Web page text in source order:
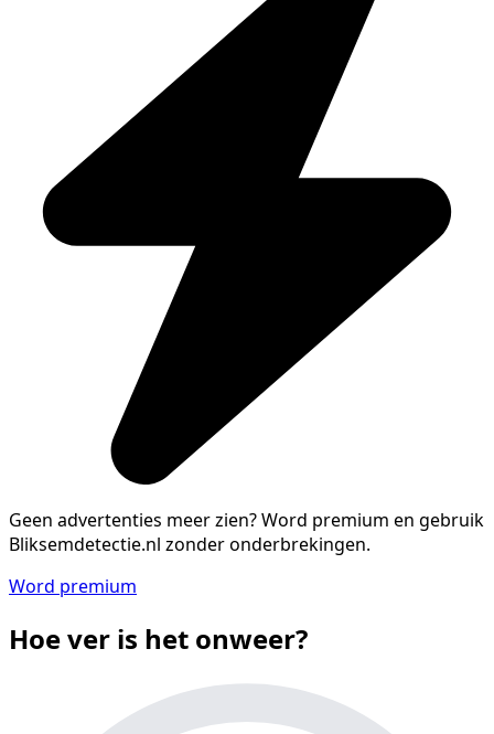
Geen advertenties meer zien?Word premium en gebruik
Bliksemdetectie.nl zonder onderbrekingen.
Word premium
Hoe ver is het onweer?